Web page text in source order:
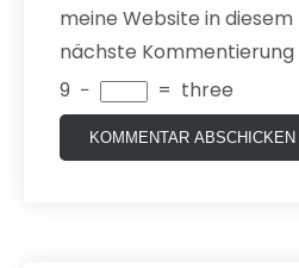
meine Website in
nächste Kommentierung
9 − = three